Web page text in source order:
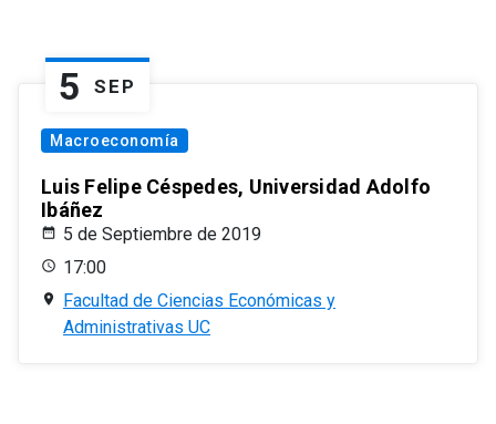
5 SEP
Macroeconomía
Luis Felipe Céspedes, Universidad Adolfo
Ibáñez
5 de Septiembre de 2019
17:00
Facultad de Ciencias Económicas y
Administrativas UC